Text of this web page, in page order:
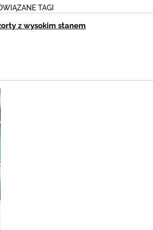
TAGI
z wysokim stanem